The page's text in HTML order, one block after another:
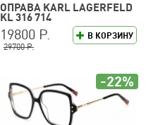
ОПРАВА KARL LAGERFELD
KL 316 714
В КОРЗИНУ
19800 Р.
29700 Р.
-22%